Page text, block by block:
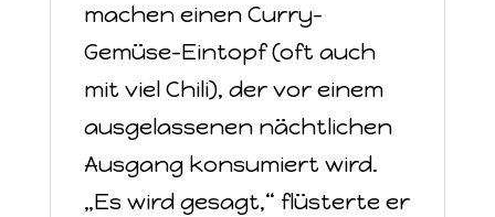
machen einen Curry-
Gemüse-Eintopf (oft auch
mit viel Chili), der vor einem
ausgelassenen nächtlichen
Ausgang konsumiert wird.
„Es wird gesagt,“ flüsterte er